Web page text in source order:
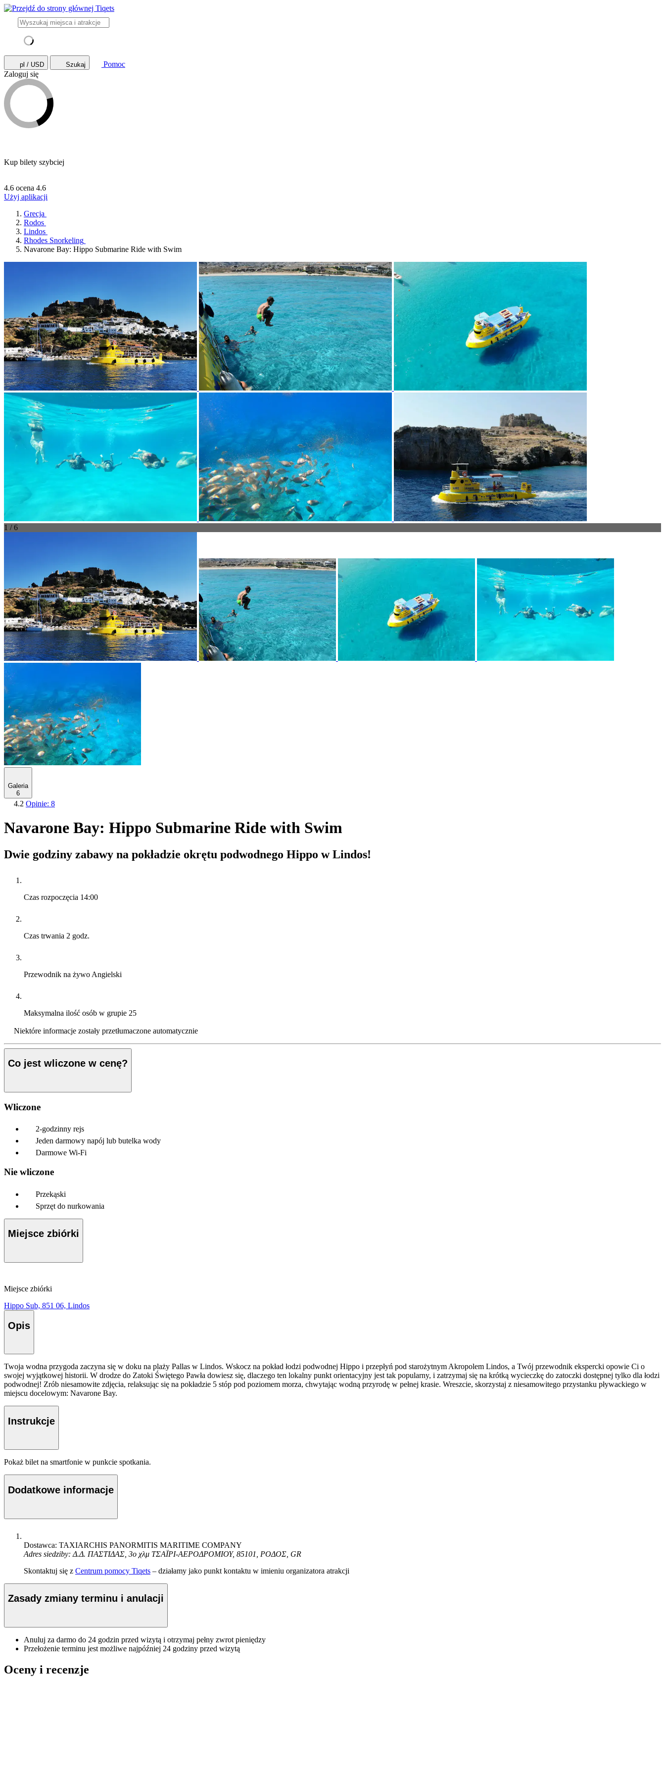
pl / USD Szukaj
Pomoc
Zaloguj się
Kup bilety szybciej
4.6 ocena 4.6
Użyj aplikacji
Grecja
Rodos
Lindos
Rhodes Snorkeling
Navarone Bay: Hippo Submarine Ride with Swim
1 / 6
Galeria
6
4.2 Opinie: 8
Navarone Bay: Hippo Submarine Ride with Swim
Dwie godziny zabawy na pokładzie okrętu podwodnego Hippo w Lindos!
Czas rozpoczęcia 14:00
Czas trwania 2 godz.
Przewodnik na żywo Angielski
Maksymalna ilość osób w grupie 25
Niektóre informacje zostały przetłumaczone automatycznie
Co jest wliczone w cenę?
Wliczone
2-godzinny rejs
Jeden darmowy napój lub butelka wody
Darmowe Wi-Fi
Nie wliczone
Przekąski
Sprzęt do nurkowania
Miejsce zbiórki
Miejsce zbiórki
Hippo Sub, 851 06, Lindos
Opis
Twoja wodna przygoda zaczyna się w doku na plaży Pallas w Lindos. Wskocz na pokład łodzi podwodnej Hippo i przepłyń pod starożytnym Akropolem Lindos, a Twój przewodnik ekspercki opowie Ci o
swojej wyjątkowej historii. W drodze do Zatoki Świętego Pawła dowiesz się, dlaczego ten lokalny punkt orientacyjny jest tak popularny, i zatrzymaj się na krótką wycieczkę do zatoczki dostępnej tylko dla łodzi
podwodnej! Zrób niesamowite zdjęcia, relaksując się na pokładzie 5 stóp pod poziomem morza, chwytając wodną przyrodę w pełnej krasie. Wreszcie, skorzystaj z niesamowitego przystanku pływackiego w
miejscu docelowym: Navarone Bay.
Instrukcje
Pokaż bilet na smartfonie w punkcie spotkania.
Dodatkowe informacje
Dostawca: TAXIARCHIS PANORMITIS MARITIME COMPANY
Adres siedziby: Δ.Δ. ΠΑΣΤΙΔΑΣ, 3ο χλμ ΤΣΑΪΡΙ-ΑΕΡΟΔΡΟΜΙΟΥ, 85101, ΡΟΔΟΣ, GR
Skontaktuj się z Centrum pomocy Tiqets – działamy jako punkt kontaktu w imieniu organizatora atrakcji
Zasady zmiany terminu i anulacji
Anuluj za darmo do 24 godzin przed wizytą i otrzymaj pełny zwrot pieniędzy
Przełożenie terminu jest możliwe najpóźniej 24 godziny przed wizytą
Oceny i recenzje